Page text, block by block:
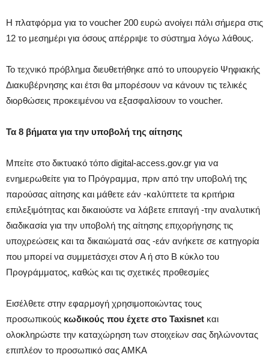
Η πλατφόρμα για το voucher 200 ευρώ ανοίγει πάλι σήμερα στις
12 το μεσημέρι για όσους απέρριψε το σύστημα λόγω λάθους.
Το τεχνικό πρόβλημα διευθετήθηκε από το υπουργείο Ψηφιακής
Διακυβέρνησης και έτσι θα μπορέσουν να κάνουν τις τελικές
διορθώσεις προκειμένου να εξασφαλίσουν το voucher.
Τα 8 βήματα για την υποβολή της αίτησης
Μπείτε στο δικτυακό τόπο digital-access.gov.gr για να
ενημερωθείτε για το Πρόγραμμα, πριν από την υποβολή της
παρούσας αίτησης και μάθετε εάν -καλύπτετε τα κριτήρια
επιλεξιμότητας και δικαιούστε να λάβετε επιταγή -την αναλυτική
διαδικασία για την υποβολή της αίτησης επιχορήγησης τις
υποχρεώσεις και τα δικαιώματά σας -εάν ανήκετε σε κατηγορία
που μπορεί να συμμετάσχει στον Α ή στο Β κύκλο του
Προγράμματος, καθώς και τις σχετικές προθεσμίες
Εισέλθετε στην εφαρμογή χρησιμοποιώντας τους
προσωπικούς κωδικούς που έχετε στο Taxisnet και
ολοκληρώστε την καταχώρηση των στοιχείων σας δηλώνοντας
επιπλέον το προσωπικό σας ΑΜΚΑ